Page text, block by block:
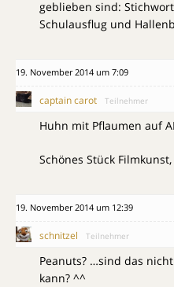
geblieben sind:
Schulausflug und
19. November 2014 um 7:09
captain carot Teilnehmer
Huhn mit Pflaumen auf
Schönes Stück
19. November 2014 um 12:39
schnitzel Teilnehmer
Peanuts? …sind das
kann? ^^